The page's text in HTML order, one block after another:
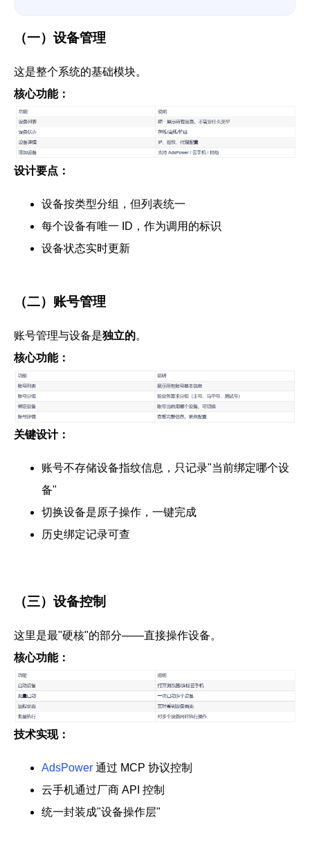
（一）设备管理
这是整个系统的基础模块。
核心功能：
设计要点：
设备按类型分组，但列表统一
每个设备有唯一 ID，作为调用的标识
设备状态实时更新
（二）账号管理
账号管理与设备是独立的。
核心功能：
关键设计：
账号不存储设备指纹信息，只记录"当前绑定哪个设
备"
切换设备是原子操作，一键完成
历史绑定记录可查
（三）设备控制
这里是最"硬核"的部分——直接操作设备。
核心功能：
技术实现：
AdsPower 通过 MCP 协议控制
云手机通过厂商 API 控制
统一封装成"设备操作层"